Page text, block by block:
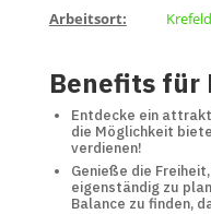
Arbeitsort: Krefeld
Benefits für
Entdecke ein
die Möglichkeit
verdienen!
Genieße die
eigenständig zu
Balance zu finden,